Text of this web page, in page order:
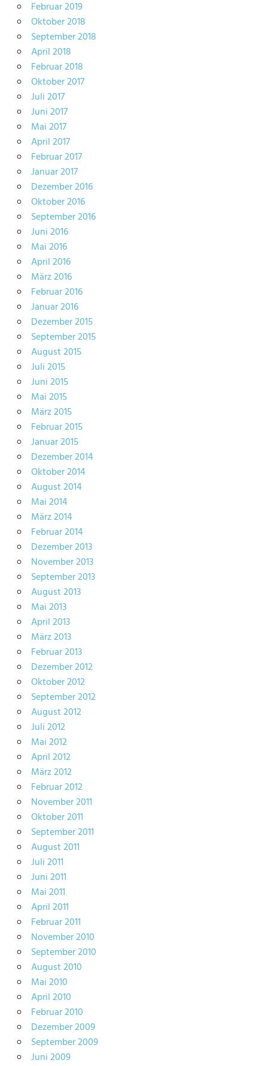
Februar 2019
Oktober 2018
September 2018
April 2018
Februar 2018
Oktober 2017
Juli 2017
Juni 2017
Mai 2017
April 2017
Februar 2017
Januar 2017
Dezember 2016
Oktober 2016
September 2016
Juni 2016
Mai 2016
April 2016
März 2016
Februar 2016
Januar 2016
Dezember 2015
September 2015
August 2015
Juli 2015
Juni 2015
Mai 2015
März 2015
Februar 2015
Januar 2015
Dezember 2014
Oktober 2014
August 2014
Mai 2014
März 2014
Februar 2014
Dezember 2013
November 2013
September 2013
August 2013
Mai 2013
April 2013
März 2013
Februar 2013
Dezember 2012
Oktober 2012
September 2012
August 2012
Juli 2012
Mai 2012
April 2012
März 2012
Februar 2012
November 2011
Oktober 2011
September 2011
August 2011
Juli 2011
Juni 2011
Mai 2011
April 2011
Februar 2011
November 2010
September 2010
August 2010
Mai 2010
April 2010
Februar 2010
Dezember 2009
September 2009
Juni 2009